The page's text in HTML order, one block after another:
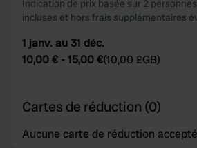
Indication de prix basée sur 2
incluses et hors frais supplémentaires
1 janv. au 31 déc.
10,00 € -15,00 €(10,00 £GB)
Cartes de réduction (0)
Aucune carte de réduction